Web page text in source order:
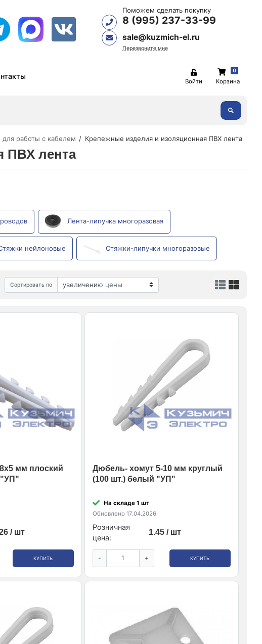
Поможем сделать покупку
8 (995) 237-33-99
sale@kuzmich-el.ru
Перезвоните мне
Войти
0
Корзина
для работы с кабелем Крепежные изделия и изоляционная ПВХ лента
ПВХ лента
Лента-липучка многоразовая
нейлоновые Стяжки-липучки многоразовые
Сортировать по
мм плоский
"УП"
/ шт
КУПИТЬ
Дюбель- хомут 5-10 мм круглый
(100 шт.) белый "УП"
На складе 1 шт
Обновлено 17.04.2026
Розничная
цена:
1.45 / шт
- + КУПИТЬ